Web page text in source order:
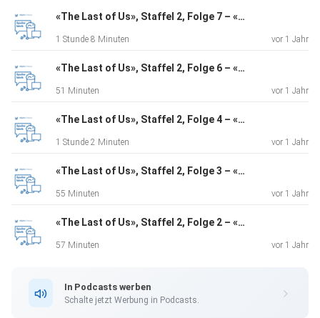
«The Last of Us», Staffel 2, Folge 7 – «Convergence»
1 Stunde 8 Minuten vor 1 Jahr
«The Last of Us», Staffel 2, Folge 6 – «The Price»
51 Minuten vor 1 Jahr
«The Last of Us», Staffel 2, Folge 4 – «Day One»
1 Stunde 2 Minuten vor 1 Jahr
«The Last of Us», Staffel 2, Folge 3 – «The Path»
55 Minuten vor 1 Jahr
«The Last of Us», Staffel 2, Folge 2 – «Through the Valley»
57 Minuten vor 1 Jahr
In Podcasts werben
Schalte jetzt Werbung in Podcasts.